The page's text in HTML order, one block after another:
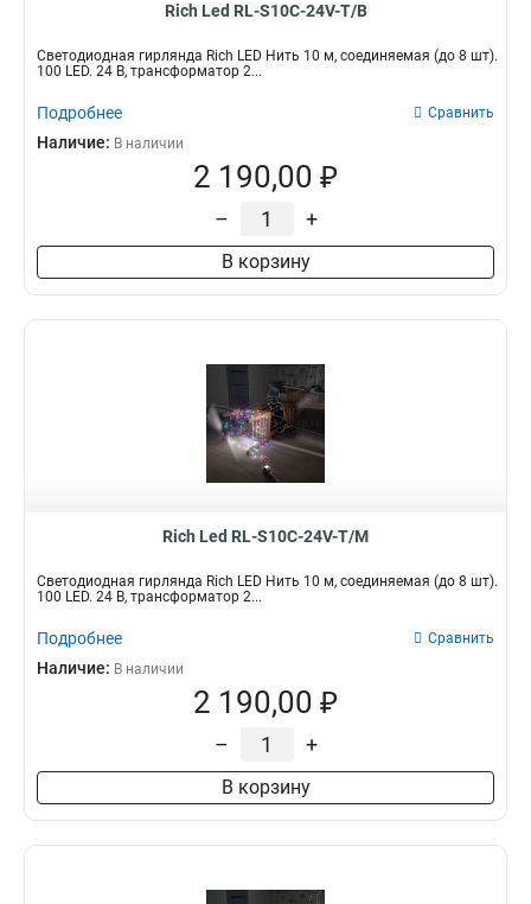
Rich Led RL-S10C-24V-T/B
Светодиодная гирлянда Rich LED Нить 10 м, соединяемая (до 8 шт).
100 LED. 24 B, трансформатор 2...
Подробнее Сравнить
Наличие: В наличии
2 190,00 ₽
– +
В корзину
Rich Led RL-S10C-24V-T/M
Светодиодная гирлянда Rich LED Нить 10 м, соединяемая (до 8 шт).
100 LED. 24 B, трансформатор 2...
Подробнее Сравнить
Наличие: В наличии
2 190,00 ₽
– +
В корзину